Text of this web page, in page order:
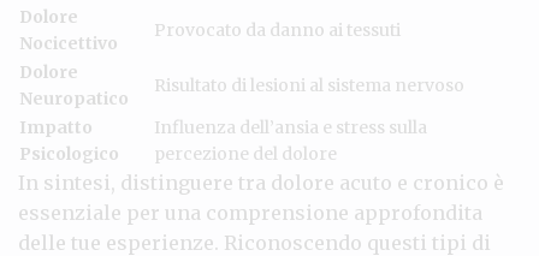
Dolore
Nocicettivo
Provocato da danno ai tessuti
Dolore
Neuropatico
Risultato di lesioni al sistema nervoso
Impatto
Psicologico
Influenza dell’ansia e stress sulla
percezione del dolore
In sintesi, distinguere tra dolore acuto e cronico è
essenziale per una comprensione approfondita
delle tue esperienze. Riconoscendo questi tipi di